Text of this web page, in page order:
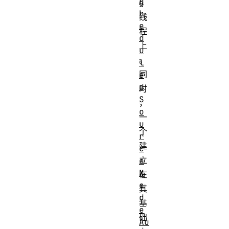
g
线
程
上
。
同
时
，
一
个
建
立
在
其
基
础
h
e
d
u
l
e
d
S
o
u
r
c
e
N
o
d
e
Au